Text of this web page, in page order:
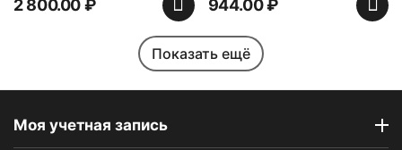
2 800.00₽ 944.00₽
Показать ещё
Моя учетная запись